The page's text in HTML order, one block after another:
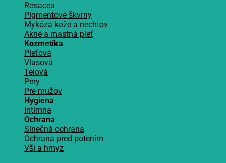
Rosacea
Pigmentové škvrny
Mykóza kože a nechtov
Akné a mastná pleť
Kozmetika
Pleťová
Vlasová
Telová
Pery
Pre mužov
Hygiena
Intímna
Ochrana
Slnečná ochrana
Ochrana pred potením
Vši a hmyz